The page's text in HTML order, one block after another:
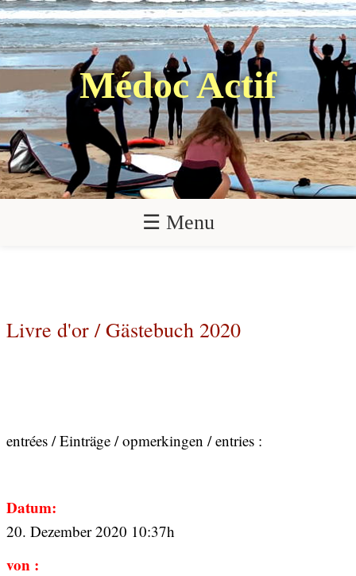
Médoc Actif
☰ Menu
Livre d'or / Gästebuch 2020
entrées / Einträge / opmerkingen / entries :
Datum:
20. Dezember 2020 10:37h
von :